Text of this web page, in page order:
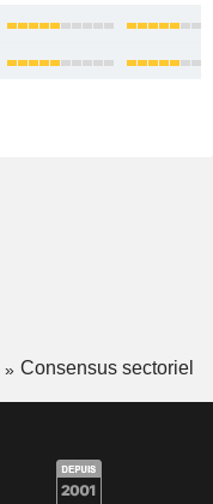
Consensus sectoriel